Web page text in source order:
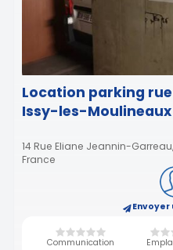
Location parking
Issy-les-
14 Rue Eliane Jeannin-
France
Envoyer
Communication